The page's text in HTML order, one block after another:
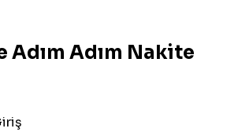
Adım Nakite